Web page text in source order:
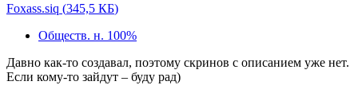
Foxass.siq (345,5 КБ)
Обществ. н. 100%
Давно как-то создавал, поэтому скринов с описанием уже нет.
Если кому-то зайдут – буду рад)